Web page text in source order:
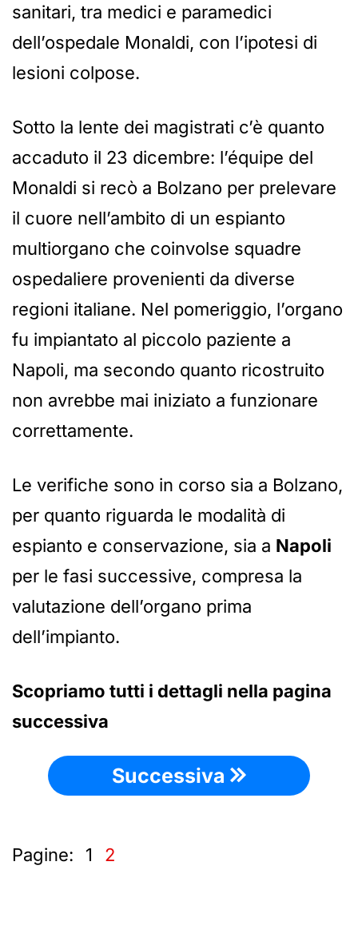
sanitari, tra medici e paramedici
dell’ospedale Monaldi, con l’ipotesi di
lesioni colpose.
Sotto la lente dei magistrati c’è quanto
accaduto il 23 dicembre: l’équipe del
Monaldi si recò a Bolzano per prelevare
il cuore nell’ambito di un espianto
multiorgano che coinvolse squadre
ospedaliere provenienti da diverse
regioni italiane. Nel pomeriggio, l’organo
fu impiantato al piccolo paziente a
Napoli, ma secondo quanto ricostruito
non avrebbe mai iniziato a funzionare
correttamente.
Le verifiche sono in corso sia a Bolzano,
per quanto riguarda le modalità di
espianto e conservazione, sia a Napoli
per le fasi successive, compresa la
valutazione dell’organo prima
dell’impianto.
Scopriamo tutti i dettagli nella pagina
successiva
Successiva
Pagine: 1 2